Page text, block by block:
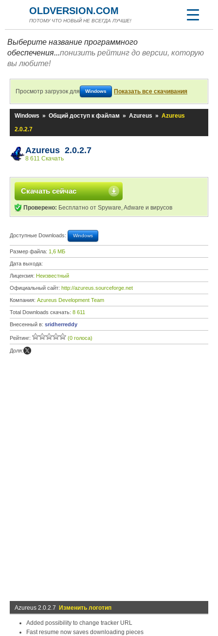
OLDVERSION.COM
ПОТОМУ ЧТО НОВЫЙ НЕ ВСЕГДА ЛУЧШЕ!
Выберите название программного
обеспечения...понизить рейтинг до версии, которую
вы любите!
Просмотр загрузок для Windows Показать все скачивания
Windows » Общий доступ к файлам » Azureus » Azureus
2.0.2.7
Azureus 2.0.2.7
8 611 Скачать
Скачать сейчас
Проверено: Бесплатно от Spyware, Adware и вирусов
Доступные Downloads: Windows
Размер файла: 1,6 МБ
Дата выхода:
Лицензия: Неизвестный
Официальный сайт: http://azureus.sourceforge.net
Компания: Azureus Development Team
Total Downloads скачать: 8 611
Внесенный в: sridherreddy
Рейтинг: (0 голоса)
Доля:
Azureus 2.0.2.7 Изменить логотип
Added possibility to change tracker URL
Fast resume now saves downloading pieces